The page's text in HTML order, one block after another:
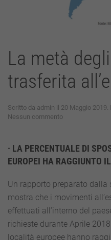
La metà
trasferita
Scritto da admin il 20 Maggio 2019.
Nessun commentosu
degli
italiani
si
trasferita
all’estero.
· LA PERCENTUALE DI
EUROPEI HA RAGGIUNTO
Un rapporto preparato
mostra che i movimenti
effettuati all’interno del
richieste durante Aprile
località europee hanno